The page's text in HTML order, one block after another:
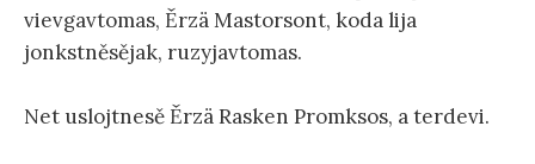
vievgavtomas‌, Ěrzä Mastorsont‌, koda lija
jonkstněsějak, ruzyjavtomas‌.
Net‌ uslojtnesě Ěrzä Ras‌ken‌ Promksos‌, a terdevi.